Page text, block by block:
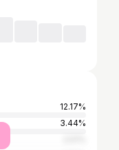
12.17%
3.44%